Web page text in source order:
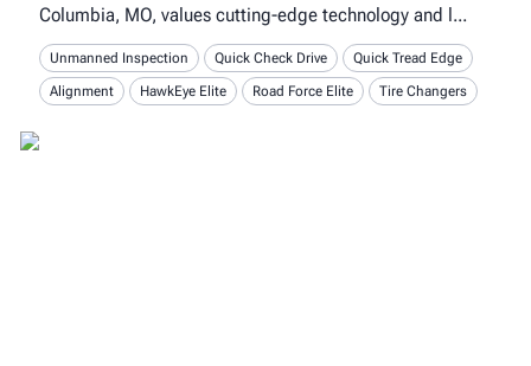
Columbia, MO, values cutting-edge technology and l
Unmanned Inspection Quick Check Drive
Quick Tread Edge
Alignment
HawkEye Elite Road Force Elite Tire Changers